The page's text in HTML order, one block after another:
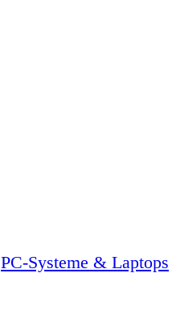
PC-Systeme & Laptops